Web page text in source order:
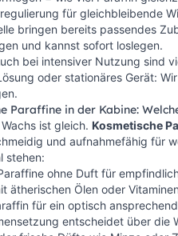
für gleichbleibende
bringen bereits passendes
und kannst sofort loslegen.
bei intensiver Nutzung sind
oder stationäres Gerät:
Paraffine in der Kabine:
ist gleich. Kosmetische
und aufnahmefähig für
stehen:
ohne Duft für
ätherischen Ölen oder
für ein optisch
entscheidet über die